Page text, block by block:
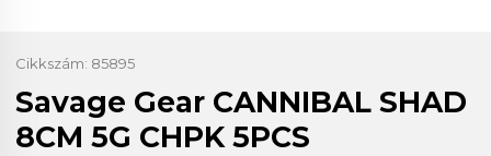
Cikkszám: 85895
Savage Gear CANNIBAL SHAD
8CM 5G CHPK 5PCS